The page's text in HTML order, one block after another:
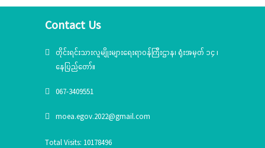
Contact Us
တိုင်းရင်းသားလူမျိုးများရေးရာဝန်ကြီးဌာန၊ ရုံးအမှတ် ၁၄ ၊
နေပြည်တော်။
067-3409551
moea.egov.2022@gmail.com
Total Visits: 10178496